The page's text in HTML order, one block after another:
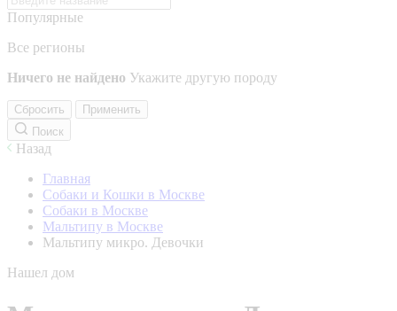
Популярные
Все регионы
Ничего не найдено Укажите другую породу
Сбросить
Применить
Поиск
Назад
Главная
Собаки и Кошки в Москве
Собаки в Москве
Мальтипу в Москве
Мальтипу микро. Девочки
Нашел дом